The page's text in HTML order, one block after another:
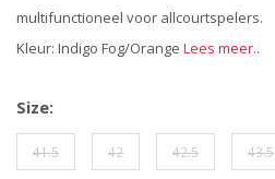
multifunctioneel voor allcourtspelers.
Kleur: Indigo Fog/Orange Lees meer..
Size:
41.5 42 42.5 43.5